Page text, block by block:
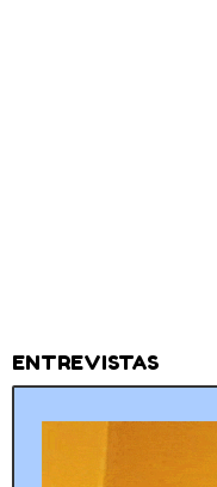
ENTREVISTAS